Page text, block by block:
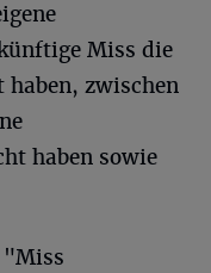
Miss die
haben, zwischen
haben sowie
"Miss